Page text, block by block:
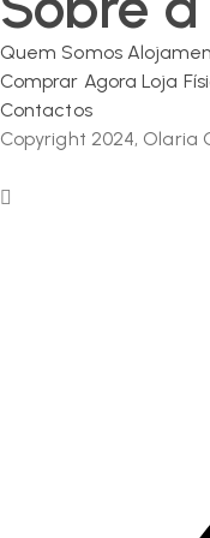
Quem Somos
Comprar Agora Loja
Contactos
Copyright 2024, Olaria